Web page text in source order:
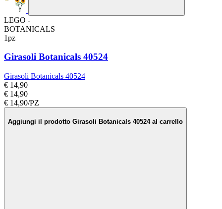
LEGO -
BOTANICALS
1pz
Girasoli Botanicals 40524
Girasoli Botanicals 40524
€ 14,90
€ 14,90
€ 14,90/PZ
Aggiungi il prodotto Girasoli Botanicals 40524 al carrello